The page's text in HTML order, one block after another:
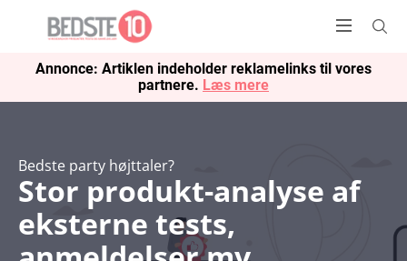
Annonce: Artiklen indeholder reklamelinks til vores
partnere. Læs mere
Bedste party højttaler?
Stor produkt-analyse af
eksterne tests,